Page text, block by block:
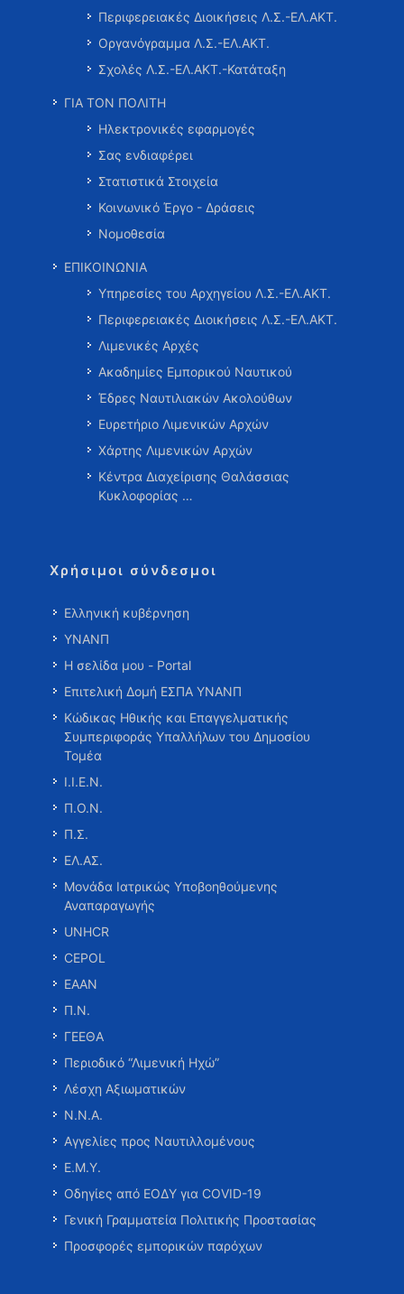
Περιφερειακές Διοικήσεις Λ.Σ.-ΕΛ.ΑΚΤ.
Οργανόγραμμα Λ.Σ.-ΕΛ.ΑΚΤ.
Σχολές Λ.Σ.-ΕΛ.ΑΚΤ.-Κατάταξη
ΓΙΑ ΤΟΝ ΠΟΛΙΤΗ
Ηλεκτρονικές εφαρμογές
Σας ενδιαφέρει
Στατιστικά Στοιχεία
Κοινωνικό Έργο - Δράσεις
Νομοθεσία
ΕΠΙΚΟΙΝΩΝΙΑ
Υπηρεσίες του Αρχηγείου Λ.Σ.-ΕΛ.ΑΚΤ.
Περιφερειακές Διοικήσεις Λ.Σ.-ΕΛ.ΑΚΤ.
Λιμενικές Αρχές
Ακαδημίες Εμπορικού Ναυτικού
Έδρες Ναυτιλιακών Ακολούθων
Ευρετήριο Λιμενικών Αρχών
Χάρτης Λιμενικών Αρχών
Κέντρα Διαχείρισης Θαλάσσιας
Κυκλοφορίας …
Χρήσιμοι σύνδεσμοι
Ελληνική κυβέρνηση
ΥΝΑΝΠ
Η σελίδα μου - Portal
Επιτελική Δομή ΕΣΠΑ ΥΝΑΝΠ
Κώδικας Ηθικής και Επαγγελματικής
Συμπεριφοράς Υπαλλήλων του Δημοσίου
Τομέα
Ι.Ι.Ε.Ν.
Π.Ο.Ν.
Π.Σ.
ΕΛ.ΑΣ.
Μονάδα Ιατρικώς Υποβοηθούμενης
Αναπαραγωγής
UNHCR
CEPOL
ΕΑΑΝ
Π.Ν.
ΓΕΕΘΑ
Περιοδικό “Λιμενική Ηχώ”
Λέσχη Αξιωματικών
Ν.Ν.Α.
Αγγελίες προς Ναυτιλλομένους
Ε.Μ.Υ.
Οδηγίες από ΕΟΔΥ για COVID-19
Γενική Γραμματεία Πολιτικής Προστασίας
Προσφορές εμπορικών παρόχων